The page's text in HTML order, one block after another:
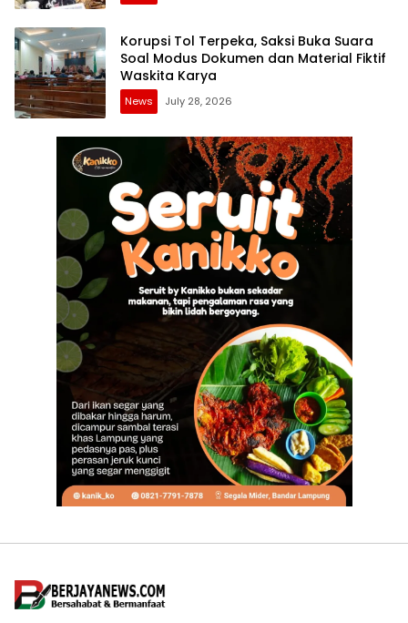
Korupsi Tol Terpeka, Saksi Buka Suara
Soal Modus Dokumen dan Material Fiktif
Waskita Karya
News July 28, 2026